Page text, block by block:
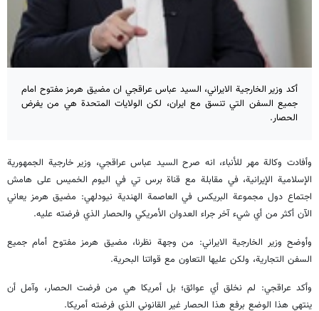
أكد وزير الخارجية الايراني، السيد عباس عراقجي ان مضيق هرمز مفتوح امام
جميع السفن التي تنسق مع ايران، لكن الولايات المتحدة هي من يفرض
الحصار.
وأفادت وكالة مهر للأنباء، انه صرح السيد عباس عراقجي، وزير خارجية الجمهورية
الإسلامية الإيرانية، في مقابلة مع قناة برس تي في اليوم الخميس على هامش
اجتماع دول مجموعة البريكس في العاصمة الهندية نيودلهي: مضيق هرمز يعاني
الآن أكثر من أي شيء آخر جراء العدوان الأمريكي والحصار الذي فرضته عليه.
وأوضح وزير الخارجية الايراني: من وجهة نظرنا، مضيق هرمز مفتوح أمام جميع
السفن التجارية، ولكن عليها التعاون مع قواتنا البحرية.
وأكد عراقجي: لم نخلق أي عوائق؛ بل أمريكا هي من فرضت الحصار، وآمل أن
ينتهي هذا الوضع برفع هذا الحصار غير القانوني الذي فرضته أمريكا.